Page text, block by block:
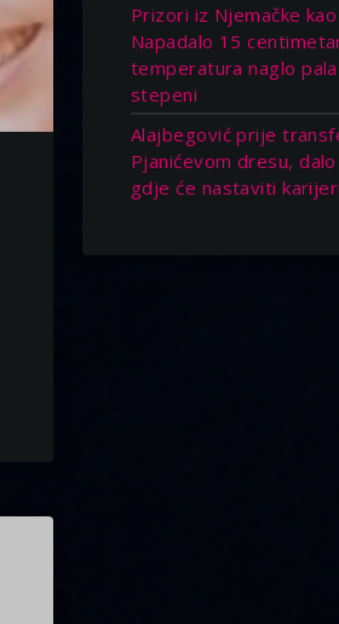
Prizori iz Njemačke
Napadalo 15
temperatura naglo
stepeni
Alajbegović prije
Pjanićevom dresu,
gdje će nastaviti